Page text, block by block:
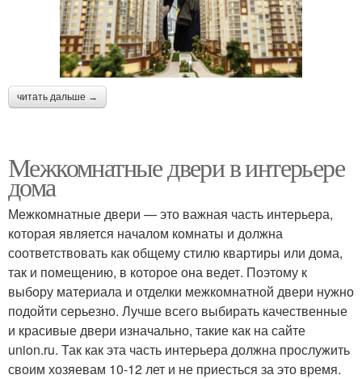
читать дальше →
Межкомнатные двери в интерьере
дома
Межкомнатные двери — это важная часть интерьера,
которая является началом комнаты и должна
соответствовать как общему стилю квартиры или дома,
так и помещению, в которое она ведет. Поэтому к
выбору материала и отделки межкомнатной двери нужно
подойти серьезно. Лучше всего выбирать качественные
и красивые двери изначально, такие как на сайте
union.ru. Так как эта часть интерьера должна прослужить
своим хозяевам 10-12 лет и не приесться за это время.